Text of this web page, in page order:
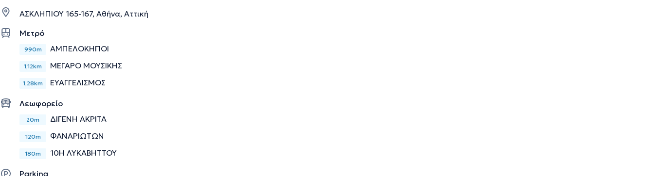
ΑΣΚΛΗΠΙΟΥ 165-167, Αθήνα, Αττική
Μετρό
990m ΑΜΠΕΛΟΚΗΠΟΙ
1,12km ΜΕΓΑΡΟ ΜΟΥΣΙΚΗΣ
1,28km ΕΥΑΓΓΕΛΙΣΜΟΣ
Λεωφορείο
20m ΔΙΓΕΝΗ ΑΚΡΙΤΑ
120m ΦΑΝΑΡΙΩΤΩΝ
180m 10Η ΛΥΚΑΒΗΤΤΟΥ
Parking